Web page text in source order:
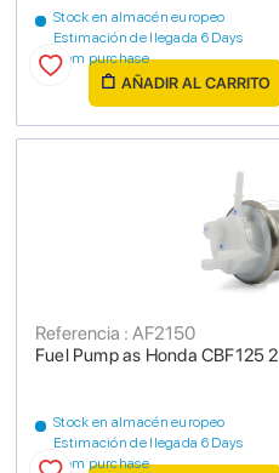
Stock en almacén europeo
Estimación de llegada 6 Days
from purchase
AÑADIR AL CARRITO
Fuel Pump as Honda
Referencia : AF2150
Stock en almacén europeo
Estimación de llegada 6 Days
from purchase